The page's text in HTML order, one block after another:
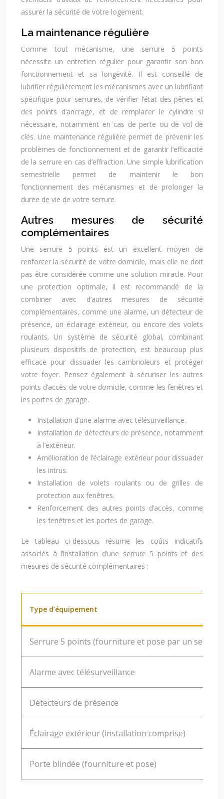
assurer la sécurité de votre logement.
La maintenance régulière
Comme tout mécanisme, une serrure 5 points
nécessite un entretien régulier pour garantir son bon
fonctionnement et sa longévité. Il est conseillé de
lubrifier régulièrement les mécanismes avec un lubrifiant
spécifique pour serrures, de vérifier l’état des pênes et
des points d’ancrage, et de remplacer le cylindre si
nécessaire, notamment en cas de perte ou de vol de
clés. Une maintenance régulière permet de prévenir les
problèmes de fonctionnement et de garantir l’efficacité
de la serrure en cas d’effraction. Une simple lubrification
semestrielle permet de maintenir le bon
fonctionnement des mécanismes et de prolonger la
durée de vie de votre serrure.
Autres mesures de sécurité
complémentaires
Une serrure 5 points est un excellent moyen de
renforcer la sécurité de votre domicile, mais elle ne doit
pas être considérée comme une solution miracle. Pour
une protection optimale, il est recommandé de la
combiner avec d’autres mesures de sécurité
complémentaires, comme une alarme, un détecteur de
présence, un éclairage extérieur, ou encore des volets
roulants. Un système de sécurité global, combinant
plusieurs dispositifs de protection, est beaucoup plus
efficace pour dissuader les cambrioleurs et protéger
votre foyer. Pensez également à sécuriser les autres
points d’accès de votre domicile, comme les fenêtres et
les portes de garage.
Installation d’une alarme avec télésurveillance.
Installation de détecteurs de présence, notamment
à l’extérieur.
Amélioration de l’éclairage extérieur pour dissuader
les intrus.
Installation de volets roulants ou de grilles de
protection aux fenêtres.
Renforcement des autres points d’accès, comme
les fenêtres et les portes de garage.
Le tableau ci-dessous résume les coûts indicatifs
associés à l’installation d’une serrure 5 points et des
mesures de sécurité complémentaires :
Type d’équipement
Serrure 5 points (fourniture et pose par un
Alarme avec télésurveillance
Détecteurs de présence
Éclairage extérieur (installation comprise)
Porte blindée (fourniture et pose)